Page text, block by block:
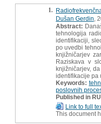
1.
Dušan Gerdin ,
Abstract:
tehnologija
identifikaciji,
po uvedbi
knjižničarjev
Raziskava v
knjižničarjev,
identifikacije pa
Keywords:
poslovnih
Published in
Link to full
This document